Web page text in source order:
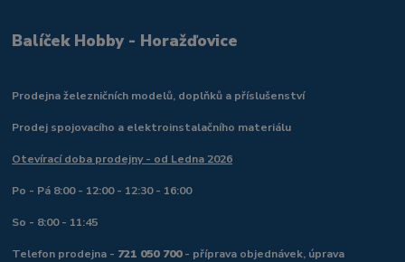
Balíček Hobby - Horažďovice
Prodejna železničních modelů, doplňků a příslušenství
Prodej spojovacího a elektroinstalačního materiálu
Otevírací doba prodejny - od Ledna 2026
Po - Pá 8:00 - 12:00 - 12:30 - 16:00
So - 8:00 - 11:45
Telefon prodejna - 721 050 700- příprava objednávek, úprava